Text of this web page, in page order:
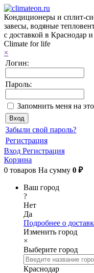
Кондиционеры и сплит-
завесы, водяные
с доставкой в Краснодар
Climate for life
×
Логин:
Пароль:
Запомнить меня на
Забыли свой пароль?
Регистрация
Вход Регистрация
Корзина
0 товаров На сумму 0 ₽
Ваш город
?
Нет
Да
Подробнее о
Изменить город
×
Выберите город
Краснодар